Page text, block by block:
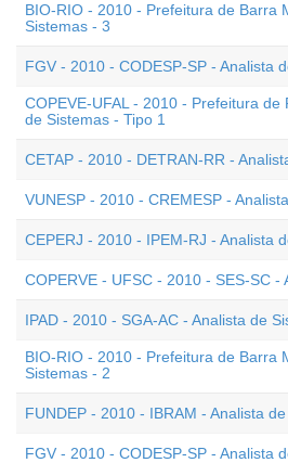
BIO-RIO - 2010 - Prefeitura de Barra
Sistemas - 3
FGV - 2010 - CODESP-SP - Analista
COPEVE-UFAL - 2010 - Prefeitura de
de Sistemas - Tipo 1
CETAP - 2010 - DETRAN-RR -
VUNESP - 2010 - CREMESP -
CEPERJ - 2010 - IPEM-RJ - Analista
COPERVE - UFSC - 2010 - SES-SC -
IPAD - 2010 - SGA-AC - Analista de
BIO-RIO - 2010 - Prefeitura de Barra
Sistemas - 2
FUNDEP - 2010 - IBRAM - Analista
FGV - 2010 - CODESP-SP - Analista